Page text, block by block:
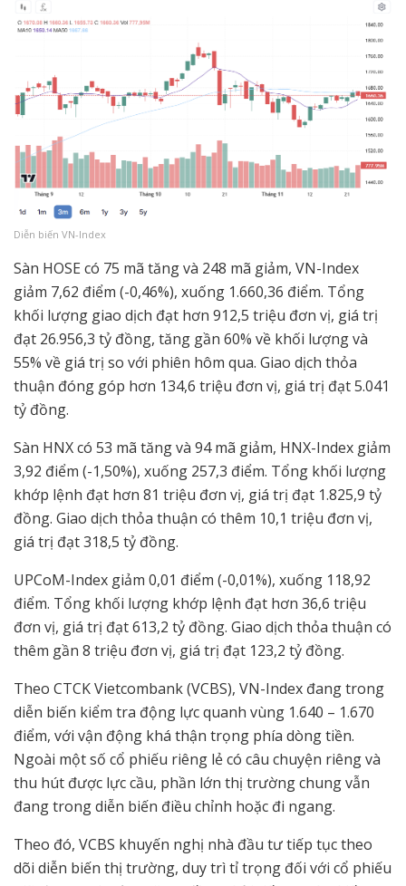
Diễn biến VN-Index
Sàn HOSE có 75 mã tăng và 248 mã giảm, VN-Index
giảm 7,62 điểm (-0,46%), xuống 1.660,36 điểm. Tổng
khối lượng giao dịch đạt hơn 912,5 triệu đơn vị, giá trị
đạt 26.956,3 tỷ đồng, tăng gần 60% về khối lượng và
55% về giá trị so với phiên hôm qua. Giao dịch thỏa
thuận đóng góp hơn 134,6 triệu đơn vị, giá trị đạt 5.041
tỷ đồng.
Sàn HNX có 53 mã tăng và 94 mã giảm, HNX-Index giảm
3,92 điểm (-1,50%), xuống 257,3 điểm. Tổng khối lượng
khớp lệnh đạt hơn 81 triệu đơn vị, giá trị đạt 1.825,9 tỷ
đồng. Giao dịch thỏa thuận có thêm 10,1 triệu đơn vị,
giá trị đạt 318,5 tỷ đồng.
UPCoM-Index giảm 0,01 điểm (-0,01%), xuống 118,92
điểm. Tổng khối lượng khớp lệnh đạt hơn 36,6 triệu
đơn vị, giá trị đạt 613,2 tỷ đồng. Giao dịch thỏa thuận có
thêm gần 8 triệu đơn vị, giá trị đạt 123,2 tỷ đồng.
Theo CTCK Vietcombank (VCBS), VN-Index đang trong
diễn biến kiểm tra động lực quanh vùng 1.640 – 1.670
điểm, với vận động khá thận trọng phía dòng tiền.
Ngoài một số cổ phiếu riêng lẻ có câu chuyện riêng và
thu hút được lực cầu, phần lớn thị trường chung vẫn
đang trong diễn biến điều chỉnh hoặc đi ngang.
Theo đó, VCBS khuyến nghị nhà đầu tư tiếp tục theo
dõi diễn biến thị trường, duy trì tỉ trọng đối với cổ phiếu